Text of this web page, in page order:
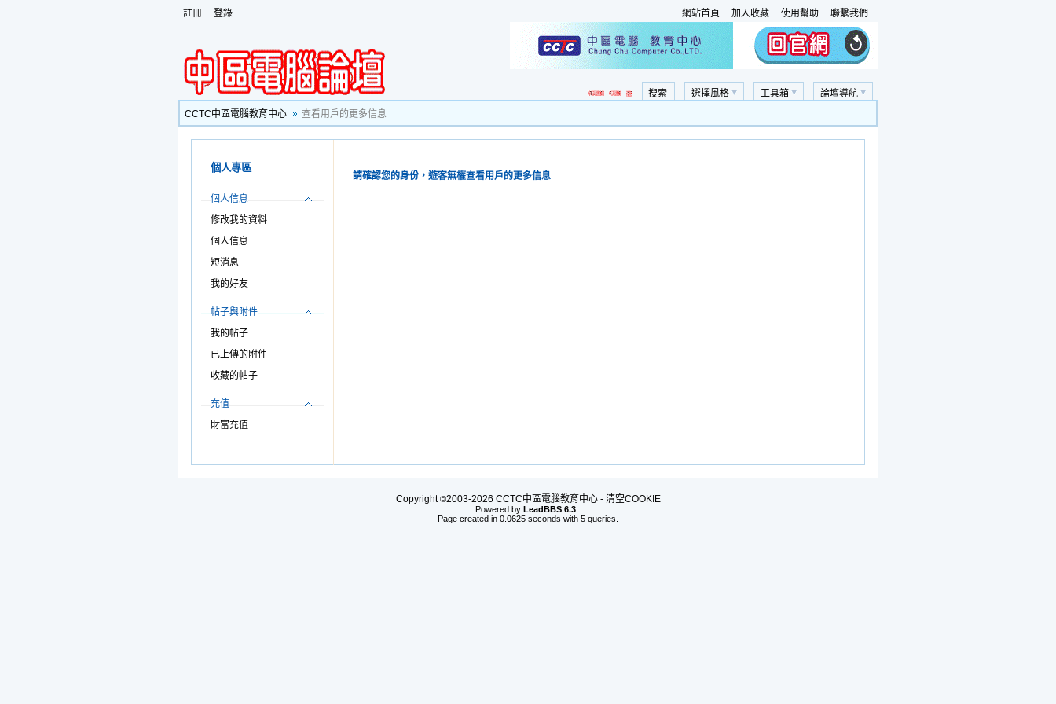
註冊 登錄 網站首頁 加入收藏 使用幫助 聯繫我們
論壇導航
工具箱
選擇風格
搜索
CCTC中區電腦教育中心
查看用戶的更多信息
個人專區
個人信息
修改我的資料
個人信息
短消息
我的好友
帖子與附件
我的帖子
已上傳的附件
收藏的帖子
充值
財富充值
請確認您的身份，遊客無權查看用戶的更多信息
Copyright©2003-2026 CCTC中區電腦教育中心 - 清空COOKIE
Powered by LeadBBS 6.3
Page created in 0.0625 seconds with 5 queries.